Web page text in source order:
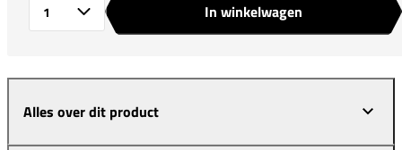
In winkelwagen
Alles over dit product